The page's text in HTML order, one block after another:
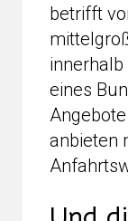
betrifft
eines
anbieten